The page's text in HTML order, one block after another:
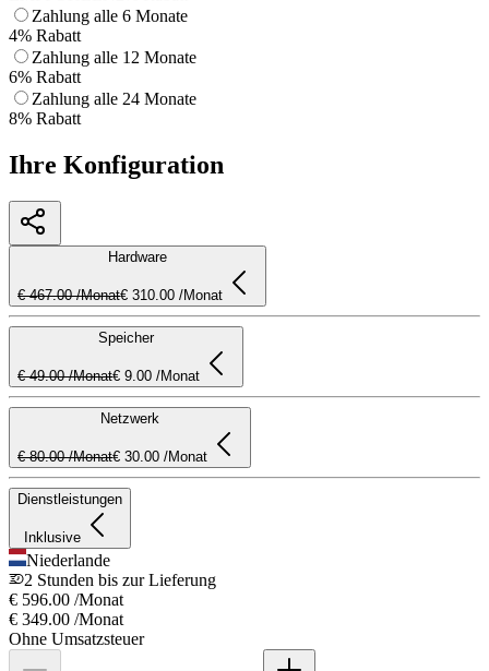
Zahlung alle 6 Monate
4% Rabatt
Zahlung alle 12 Monate
6% Rabatt
Zahlung alle 24 Monate
8% Rabatt
Ihre Konfiguration
Hardware
€ 467.00 /Monat€ 310.00 /Monat
Speicher
€ 49.00 /Monat€ 9.00 /Monat
Netzwerk
€ 80.00 /Monat€ 30.00 /Monat
Dienstleistungen
Inklusive
Niederlande
2 Stunden bis zur Lieferung
€ 596.00 /Monat
€ 349.00 /Monat
Ohne Umsatzsteuer